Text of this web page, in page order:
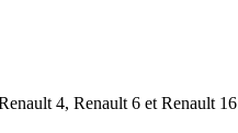
4, Renault 6 et Renault 16